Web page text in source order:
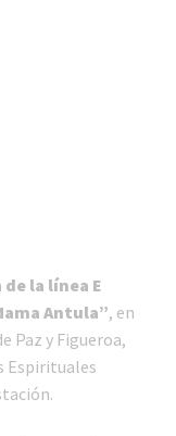
la línea E
Antula”, en
Paz y Figueroa,
Espirituales